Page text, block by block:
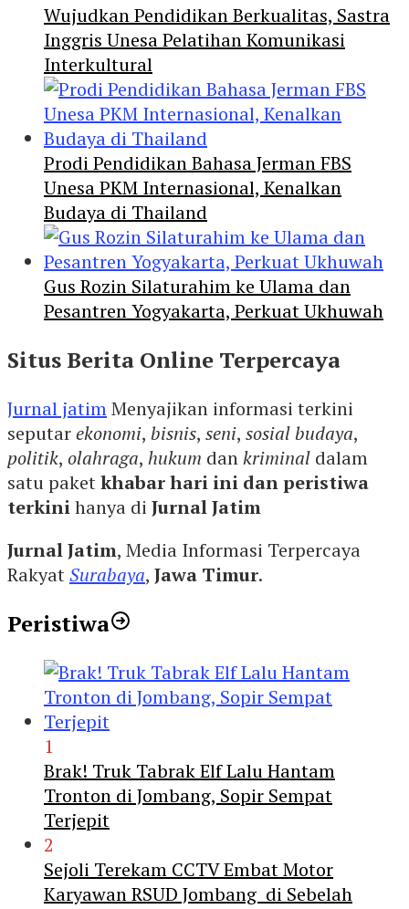
Wujudkan Pendidikan Berkualitas, Sastra
Inggris Unesa Pelatihan Komunikasi
Interkultural
Prodi Pendidikan Bahasa Jerman FBS
Unesa PKM Internasional, Kenalkan
Budaya di Thailand
Gus Rozin Silaturahim ke Ulama dan
Pesantren Yogyakarta, Perkuat Ukhuwah
Situs Berita Online Terpercaya
Jurnal jatimMenyajikan informasi terkini
seputarekonomi, bisnis, seni, sosial budaya,
politik, olahraga, hukum dankriminal dalam
satu paketkhabar hari ini dan peristiwa
terkinihanya di Jurnal Jatim
Jurnal Jatim, Media Informasi Terpercaya
RakyatSurabaya, Jawa Timur.
Peristiwa
1
Brak! Truk Tabrak Elf Lalu Hantam
Tronton di Jombang, Sopir Sempat
Terjepit
2
Sejoli Terekam CCTV Embat Motor
Karyawan RSUD Jombang di Sebelah